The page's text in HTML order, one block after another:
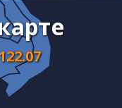
122.07